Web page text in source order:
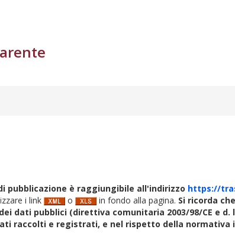
pubblicazione è raggiungibile all'indirizzo https://
i link
o in fondo alla pagina. Si ricorda
dati pubblici (direttiva comunitaria 2003/98/CE e
raccolti e registrati, e nel rispetto della normativa